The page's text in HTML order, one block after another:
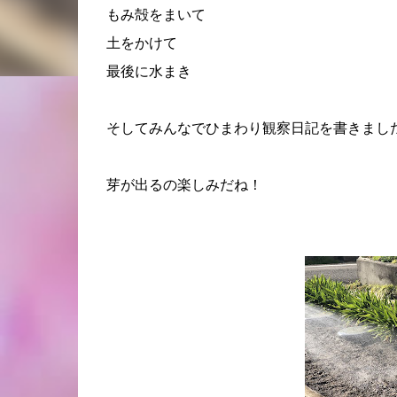
もみ殻をまいて
土をかけて
最後に水まき
そしてみんなでひまわり観察日記を書きまし
芽が出るの楽しみだね！